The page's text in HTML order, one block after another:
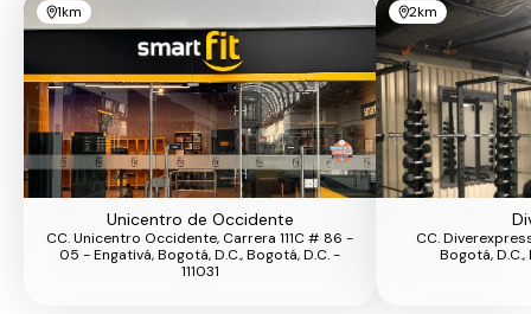
1km
Unicentro de Occidente
CC. Unicentro Occidente, Carrera 111C # 86 -
05 - Engativá, Bogotá, D.C., Bogotá, D.C. -
111031
2km
CC.
Bogotá, D.C.,